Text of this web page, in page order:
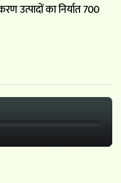
उत्पादों का निर्यात 700